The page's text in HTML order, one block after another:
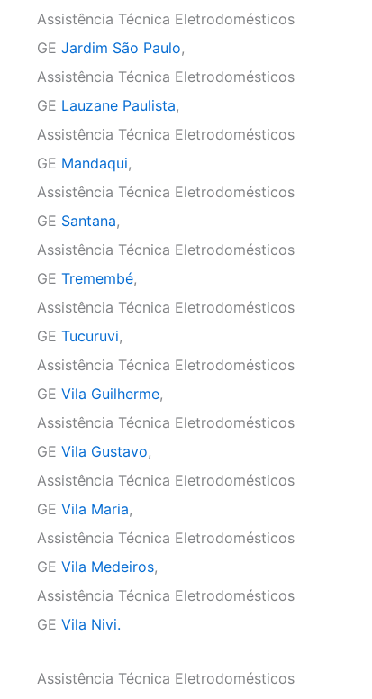
Assistência Técnica Eletrodomésticos
GE Jardim São Paulo,
Assistência Técnica Eletrodomésticos
GE Lauzane Paulista,
Assistência Técnica Eletrodomésticos
GE Mandaqui,
Assistência Técnica Eletrodomésticos
GE Santana,
Assistência Técnica Eletrodomésticos
GE Tremembé,
Assistência Técnica Eletrodomésticos
GE Tucuruvi,
Assistência Técnica Eletrodomésticos
GE Vila Guilherme,
Assistência Técnica Eletrodomésticos
GE Vila Gustavo,
Assistência Técnica Eletrodomésticos
GE Vila Maria,
Assistência Técnica Eletrodomésticos
GE Vila Medeiros,
Assistência Técnica Eletrodomésticos
GE Vila Nivi.
Assistência Técnica Eletrodomésticos